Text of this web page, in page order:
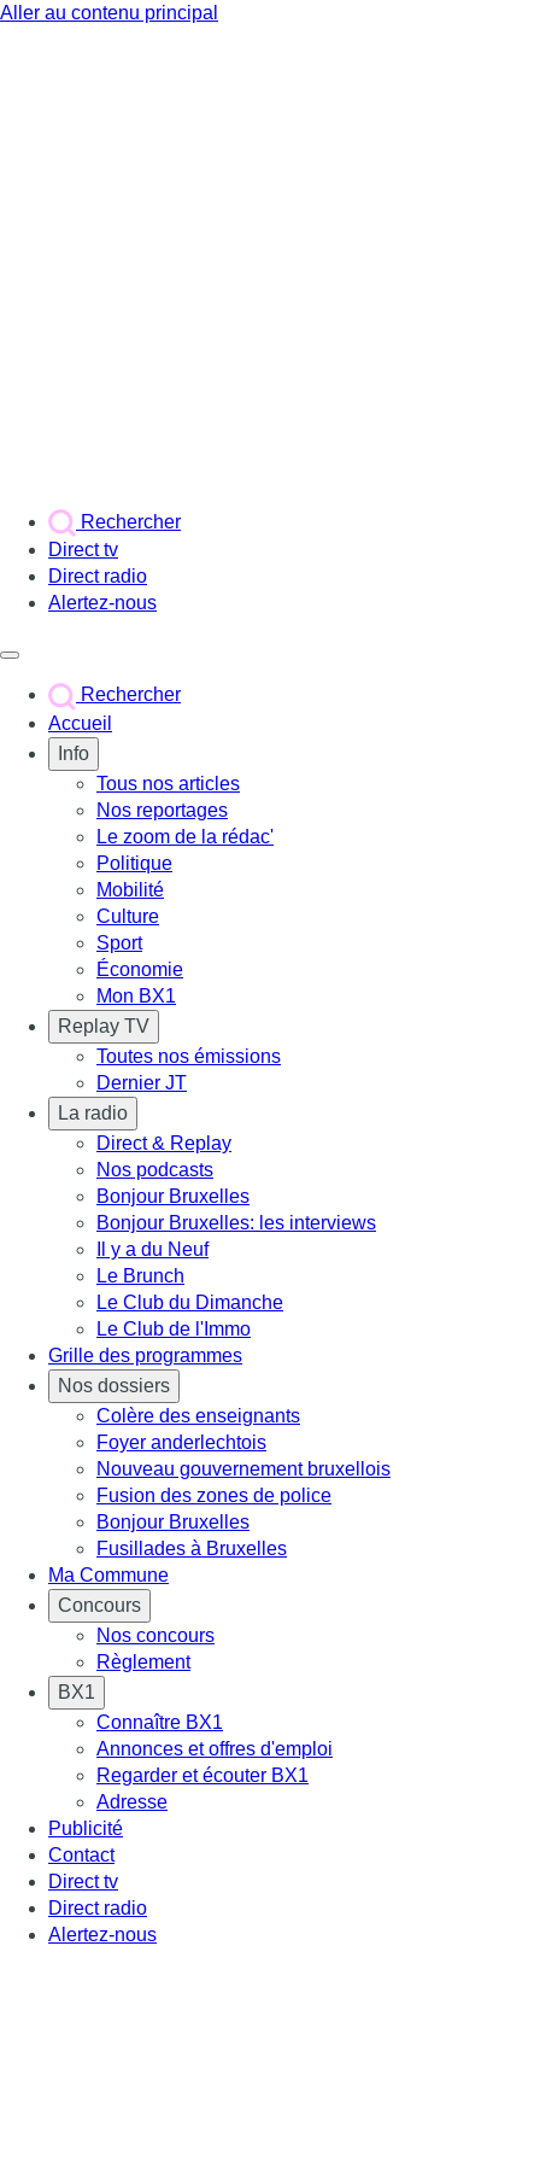
Aller au contenu principal
Rechercher
Direct tv
Direct radio
Alertez-nous
Rechercher
Accueil
Info
Tous nos articles
Nos reportages
Le zoom de la rédac'
Politique
Mobilité
Culture
Sport
Économie
Mon BX1
Replay TV
Toutes nos émissions
Dernier JT
La radio
Direct & Replay
Nos podcasts
Bonjour Bruxelles
Bonjour Bruxelles: les interviews
Il y a du Neuf
Le Brunch
Le Club du Dimanche
Le Club de l'Immo
Grille des programmes
Nos dossiers
Colère des enseignants
Foyer anderlechtois
Nouveau gouvernement bruxellois
Fusion des zones de police
Bonjour Bruxelles
Fusillades à Bruxelles
Ma Commune
Concours
Nos concours
Règlement
BX1
Connaître BX1
Annonces et offres d'emploi
Regarder et écouter BX1
Adresse
Publicité
Contact
Direct tv
Direct radio
Alertez-nous